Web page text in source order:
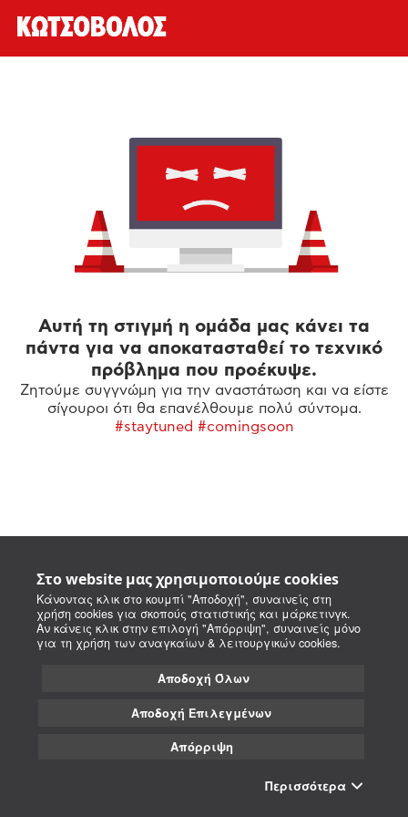
Στο website μας χρησιμοποιούμε cookies
Κάνοντας κλικ στο κουμπί "Αποδοχή", συναινείς στη
χρήση cookies για σκοπούς στατιστικής και μάρκετινγκ.
Αν κάνεις κλικ στην επιλογή "Απόρριψη", συναινείς μόνο
για τη χρήση των αναγκαίων & λειτουργικών cookies.
Αποδοχή Όλων
Αποδοχή Επιλεγμένων
Απόρριψη
Περισσότερα
Αυτή τη στιγμή η ομάδα μας κάνει τα
πάντα για να αποκατασταθεί το τεχνικό
πρόβλημα που προέκυψε.
Ζητούμε συγγνώμη για την αναστάτωση και να είστε
σίγουροι ότι θα επανέλθουμε πολύ σύντομα.
#staytuned #comingsoon